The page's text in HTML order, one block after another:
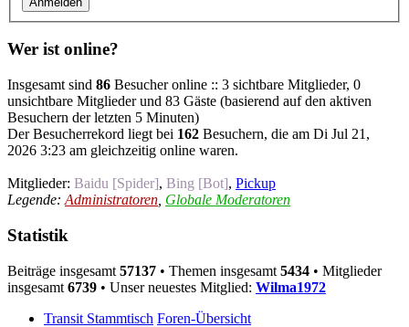
Wer ist online?
Insgesamt sind 86 Besucher online :: 3 sichtbare Mitglieder, 0
unsichtbare Mitglieder und 83 Gäste (basierend auf den aktiven
Besuchern der letzten 5 Minuten)
Der Besucherrekord liegt bei 162 Besuchern, die am Di Jul 21,
2026 3:23 am gleichzeitig online waren.
Mitglieder: Baidu [Spider], Bing [Bot], Pickup
Legende: Administratoren Globale Moderatoren
Statistik
Beiträge insgesamt 57137 • Themen insgesamt 5434 • Mitglieder
insgesamt 6739 • Unser neuestes Mitglied: Wilma1972
Transit Stammtisch Foren-Übersicht